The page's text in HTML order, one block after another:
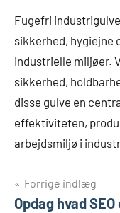
Fugefri
sikkerhed, hygiejne
industrielle miljøer.
sikkerhed,
disse gulve en
effektiviteten,
arbejdsmiljø i
Forrige indlæg
Opdag hvad